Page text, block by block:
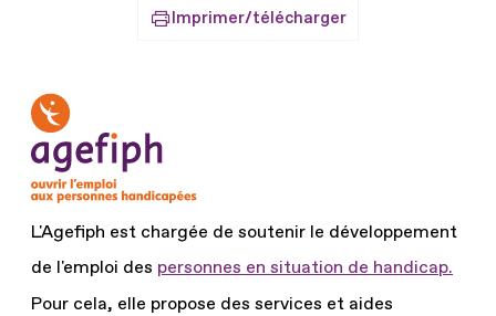
Imprimer/télécharger
L'Agefiph est chargée de soutenir le développement
de l'emploi des personnes en situation de handicap.
Pour cela, elle propose des services et aides